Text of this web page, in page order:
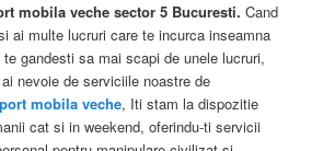
mobila veche sector 5 Bucuresti.Cand
ai multe lucruri care te incurca inseamna
gandesti sa mai scapi de unele lucruri,
nevoie de serviciile noastre de
mobila veche, Iti stam la dispozitie
cat si in weekend, oferindu-ti servicii